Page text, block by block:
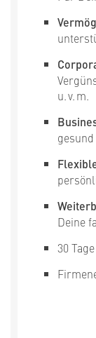
u. v. m.
Deine
30